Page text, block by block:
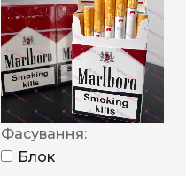
Фасування:
Блок